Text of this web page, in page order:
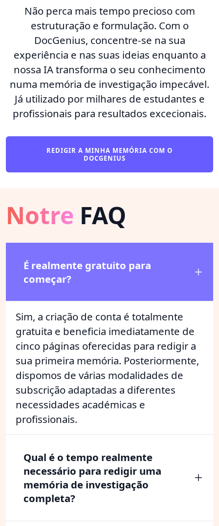
Não perca mais tempo precioso com
estruturação e formulação. Com o
DocGenius, concentre-se na sua
experiência e nas suas ideias enquanto a
nossa IA transforma o seu conhecimento
numa memória de investigação impecável.
Já utilizado por milhares de estudantes e
profissionais para resultados excecionais.
REDIGIR A MINHA MEMÓRIA COM O
DOCGENIUS
Notre FAQ
É realmente gratuito para
começar?
Sim, a criação de conta é totalmente
gratuita e beneficia imediatamente de
cinco páginas oferecidas para redigir a
sua primeira memória. Posteriormente,
dispomos de várias modalidades de
subscrição adaptadas a diferentes
necessidades académicas e
profissionais.
Qual é o tempo realmente
necessário para redigir uma
memória de investigação
completa?